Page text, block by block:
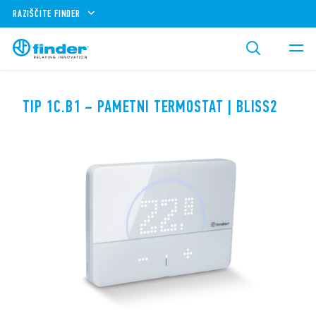
RAZIŠČITE FINDER
TIP 1C.B1 – PAMETNI TERMOSTAT | BLISS2